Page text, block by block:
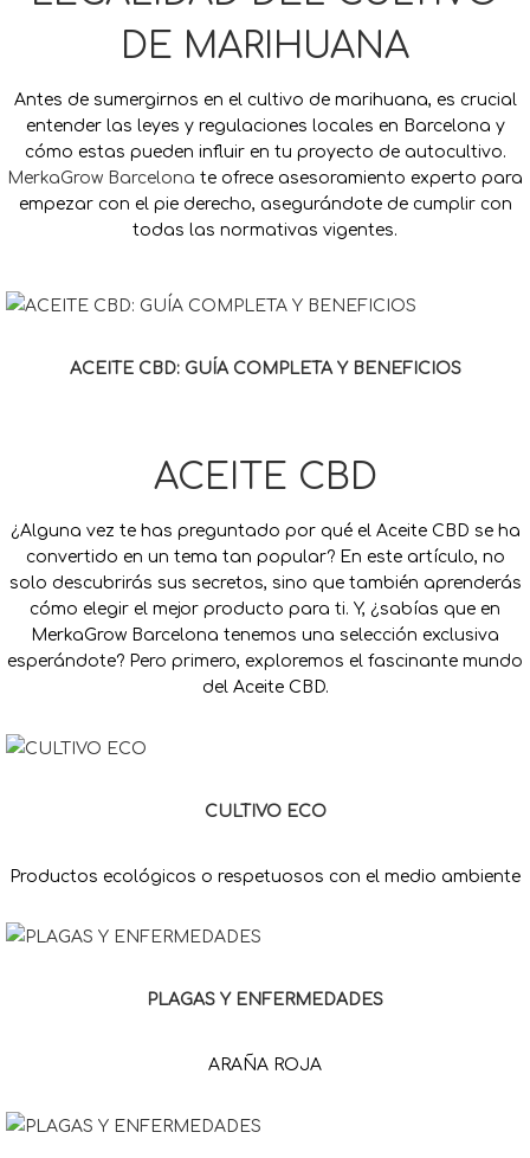
DE MARIHUANA
Antes de sumergirnos en el cultivo de marihuana, es crucial
entender las leyes y regulaciones locales en Barcelona y
cómo estas pueden influir en tu proyecto de autocultivo.
MerkaGrow Barcelona te ofrece asesoramiento experto para
empezar con el pie derecho, asegurándote de cumplir con
todas las normativas vigentes.
ACEITE CBD: GUÍA COMPLETA Y BENEFICIOS
ACEITE CBD
¿Alguna vez te has preguntado por qué el Aceite CBD se ha
convertido en un tema tan popular? En este artículo, no
solo descubrirás sus secretos, sino que también aprenderás
cómo elegir el mejor producto para ti. Y, ¿sabías que en
MerkaGrow Barcelona tenemos una selección exclusiva
esperándote? Pero primero, exploremos el fascinante mundo
del Aceite CBD.
CULTIVO ECO
Productos ecológicos o respetuosos con el medio ambiente
PLAGAS Y ENFERMEDADES
ARAÑA ROJA